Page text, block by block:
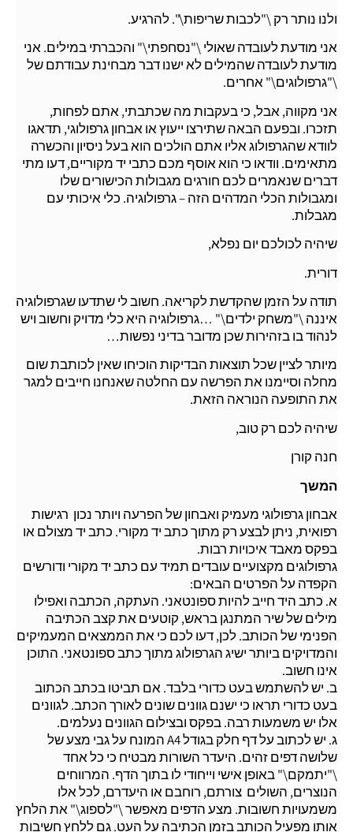
ולנו נותר רק \"לכבות שריפות\". להרגיע.
אני מודעת לעובדה שאולי \"נסחפתי\" והכברתי במילים. אני
מודעת לעובדה שהמילים לא ישנו דבר מבחינת עבודתם של
\"גרפולוגים\" אחרים.
אני מקווה, אבל, כי בעקבות מה שכתבתי, אתם לפחות,
תזכרו. ובפעם הבאה שתירצו ייעוץ או אבחון גרפולוגי, תדאגו
לוודא שהגרפולוג אליו אתם הולכים הוא בעל ניסיון והכשרה
מתאימים. וודאו כי הוא אוסף מכם כתבי יד מקוריים, דעו מתי
דברים שנאמרים לכם חורגים מגבולות הכישורים שלו
ומגבולות הכלי המדהים הזה – גרפולוגיה. כלי איכותי עם
מגבלות.
שיהיה לכולכם יום נפלא,
דורית.
תודה על הזמן שהקדשת לקריאה. חשוב לי שתדעו שגרפולוגיה
איננה \"משחק ילדים\" …גרפולוגיה היא כלי מדויק וחשוב ויש
לנהוד בו בזהירות שכן מדובר בדיני נפשות…
מיותר לציין שכל תוצאות הבדיקות הוכיחו שאין לכותבת שום
מחלה וסיימנו את הפרשה עם החלטה שאנחנו חייבים למגר
את התופעה הנוראה הזאת.
שיהיה לכם רק טוב,
חנה קורן
המשך
אבחון גרפולוגי מעמיק ואבחון של הפרעה ויותר נכון  רגישות
רפואית, ניתן לבצע רק מתוך כתב יד מקורי. כתב יד מצולם או
בפקס מאבד איכויות רבות.
גרפולוגים מקצועיים עובדים תמיד עם כתב יד מקורי ודורשים
הקפדה על הפרטים הבאים:
א. כתב היד חייב להיות ספונטאני. העתקה, הכתבה ואפילו
מילים של שיר המתנגן בראש, קוטעים את קצב הכתיבה
הפנימי של הכותב. לכן, דעו לכם כי את הממצאים המעמיקים
והמדויקים ביותר ישיג הגרפולוג מתוך כתב ספונטאני. התוכן
אינו חשוב.
ב. יש להשתמש בעט כדורי בלבד. אם תביטו בכתב הכתוב
בעט כדורי תראו כי ישנם גוונים שונים לאורך הכתב. לגוונים
אלו יש משמעות רבה. בפקס ובצילום הגוונים נעלמים.
ג. יש לכתוב על דף חלק בגודל A4 המונח על גבי מצע של
שלושה דפים זהים. היעדר השורות מבטיח כי כל אחד
\"יתמקם\" באופן אישי וייחודי לו בתוך הדף. המרווחים
הנוצרים, השולים  צורתם, רוחבם או היעדרם, לכל אלו
משמעויות חשובות. מצע הדפים מאפשר \"לספוג\" את הלחץ
אותו מפעיל הכותב בזמן הכתיבה על העט. גם ללחץ חשיבות